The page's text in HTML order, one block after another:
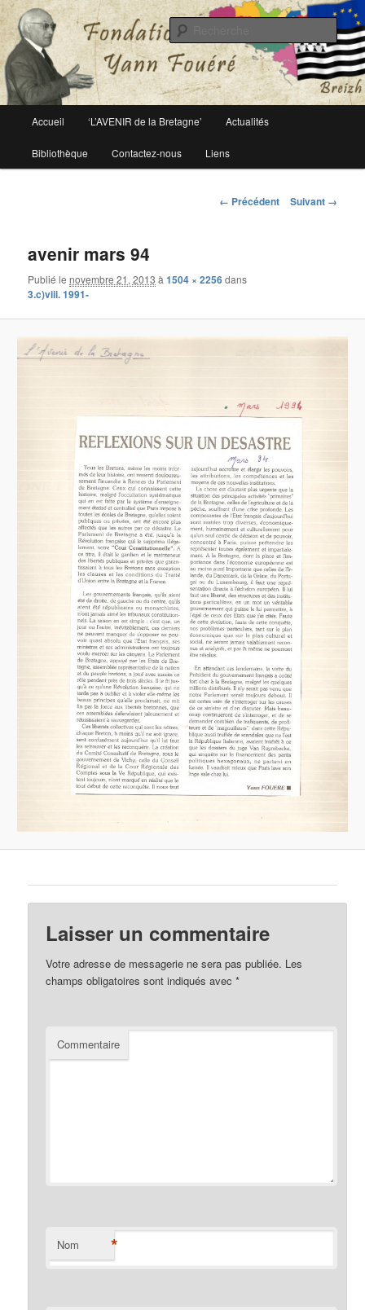
Fondation Yann Fouéré
Le site officiel de la fondation Yann Fouéré
principal
Aller
au
Accueil ‘L’AVENIR de la Bretagne’ Actualités
Bibliothèque Contactez-nous Liens
Navigation
← Précédent Suivant →
avenir mars 94
Publié lenovembre 21, 2013 à1504 × 2256dans
3.c)viii. 1991-
Laisser un commentaire
Votre adresse de messagerie ne sera pas publiée. Les
champs obligatoires sont indiqués avec*
Commentaire
Nom *